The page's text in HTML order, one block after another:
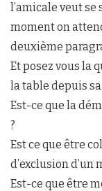
l’amicale veut
moment on
deuxième
Et posez vous la
la table depuis
Est-ce que la
?
Est ce que être
d’exclusion d’un
Est-ce que être